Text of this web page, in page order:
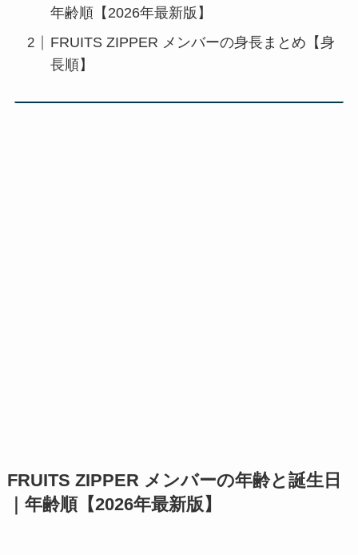
年齢順【2026年最新版】
FRUITS ZIPPER メンバーの身長まとめ【身
長順】
FRUITS ZIPPER メンバーの年齢と誕生日
｜年齢順【2026年最新版】